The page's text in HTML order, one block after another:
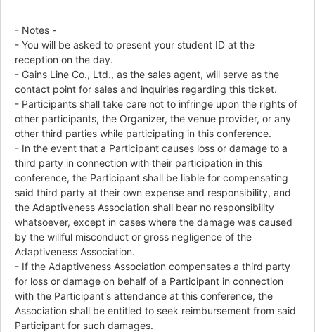
- Notes -
- You will be asked to present your student ID at the
reception on the day.
- Gains Line Co., Ltd., as the sales agent, will serve as the
contact point for sales and inquiries regarding this ticket.
- Participants shall take care not to infringe upon the rights of
other participants, the Organizer, the venue provider, or any
other third parties while participating in this conference.
- In the event that a Participant causes loss or damage to a
third party in connection with their participation in this
conference, the Participant shall be liable for compensating
said third party at their own expense and responsibility, and
the Adaptiveness Association shall bear no responsibility
whatsoever, except in cases where the damage was caused
by the willful misconduct or gross negligence of the
Adaptiveness Association.
- If the Adaptiveness Association compensates a third party
for loss or damage on behalf of a Participant in connection
with the Participant's attendance at this conference, the
Association shall be entitled to seek reimbursement from said
Participant for such damages.